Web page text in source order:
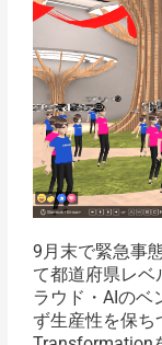
9月末で緊急事
て都道府県レベ
ラウド・AIのベ
ず生産性を保ち